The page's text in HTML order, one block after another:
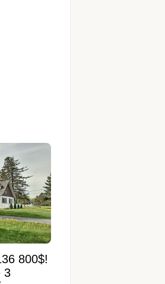
800$!
3